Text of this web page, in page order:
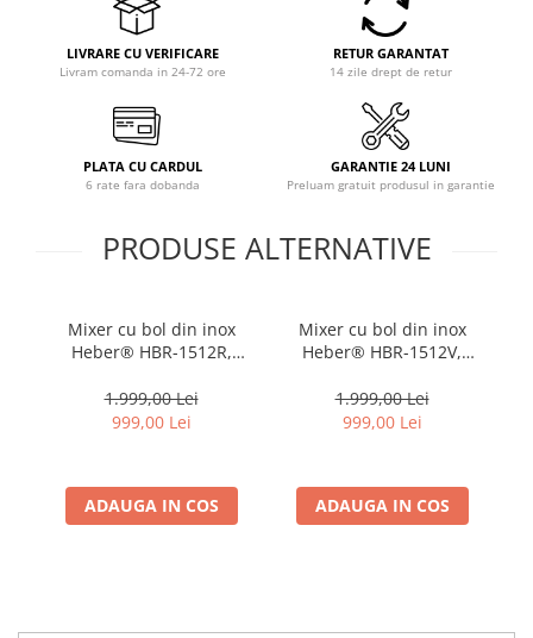
LIVRARE CU VERIFICARE
Livram comanda in 24-72 ore
RETUR GARANTAT
14 zile drept de retur
PLATA CU CARDUL
6 rate fara dobanda
GARANTIE 24 LUNI
Preluam gratuit produsul in garantie
PRODUSE ALTERNATIVE
Mixer cu bol din inox
Heber® HBR-1512R,
10 Viteze, Functie Pulse,
Oprire automata, Miscare
3 accesorii incluse ROSU
1.999,00 Lei
999,00 Lei
ADAUGA IN COS
Mixer cu bol din inox
Heber® HBR-1512V,
10 Viteze, Functie Pulse,
Oprire automata, Miscare
3 accesorii incluse
Turcoaz
1.999,00 Lei
999,00 Lei
ADAUGA IN COS